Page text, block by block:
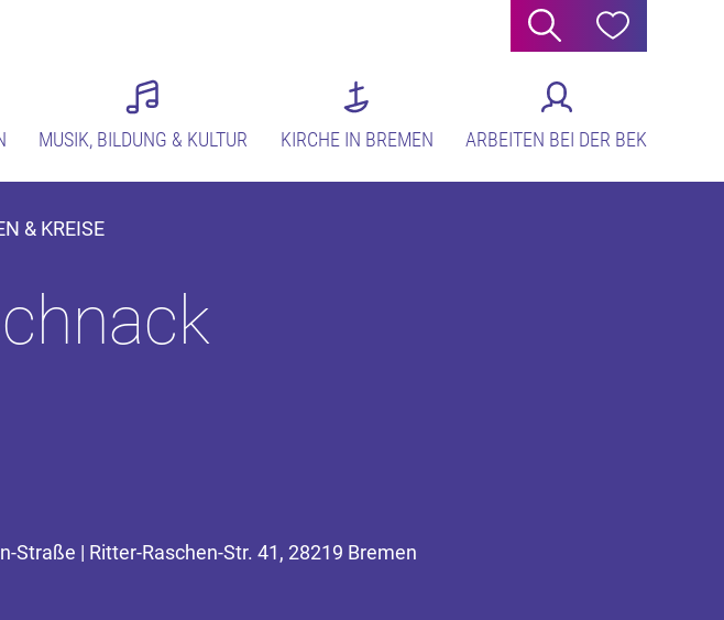
Suche Hilfe
MUSIK, BILDUNG & KULTUR KIRCHE IN BREMEN ARBEITEN BEI DER BEK
& KREISE
Straße | Ritter-Raschen-Str. 41, 28219 Bremen